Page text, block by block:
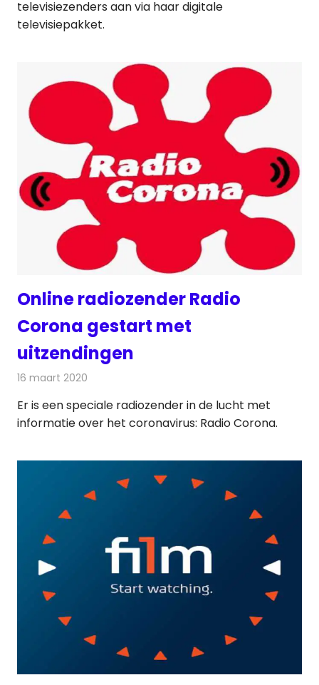
televisiezenders aan via haar digitale
televisiepakket.
Online radiozender Radio
Corona gestart met
uitzendingen
16 maart 2020
Er is een speciale radiozender in de lucht met
informatie over het coronavirus: Radio Corona.